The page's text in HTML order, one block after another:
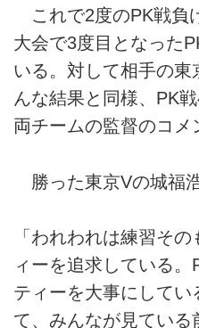
これで2度のPK戦負
大会で3度目となった
いる。対して相手の東
んな結果と同様、PK
両チームの監督のコメ
勝った東京Vの城福浩
「われわれは練習そ
ィーを追求している。
ティーを大事にしてい
て、みんなが見ている